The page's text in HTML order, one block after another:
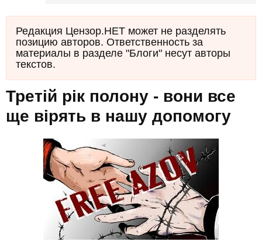
росією.
Редакция Цензор.НЕТ может не разделять
позицию авторов. Ответственность за
материалы в разделе "Блоги" несут авторы
текстов.
Третій рік полону - вони все
ще вірять в нашу допомогу